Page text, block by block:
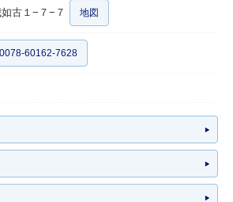
古１−７−７ 地図
0078-60162-7628